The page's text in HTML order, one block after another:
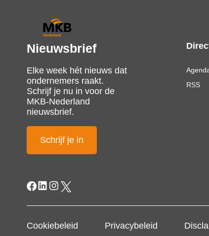
Nieuwsbrief
Elke week hét nieuws dat
ondernemers raakt.
Schrijf je nu in voor de
MKB-Nederland
nieuwsbrief.
Schrijf je in
RSS
Cookiebeleid Privacybeleid